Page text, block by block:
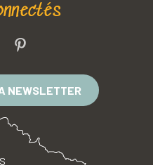
NEWSLETTER